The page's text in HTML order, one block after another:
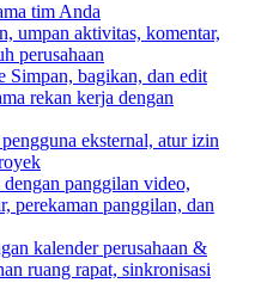
tim Anda
umpan aktivitas, komentar,
perusahaan
Simpan, bagikan, dan edit
rekan kerja dengan
eksternal, atur izin
panggilan video,
perekaman panggilan, dan
kalender perusahaan &
ruang rapat, sinkronisasi